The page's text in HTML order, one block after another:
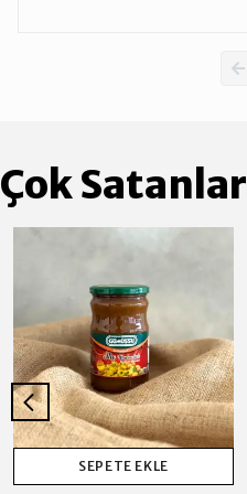
Çok Satanlar
SEPETE EKLE